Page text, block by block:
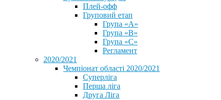
Плей-офф
Груповий етап
Група «А»
Група «B»
Група «C»
Регламент
2020/2021
Чемпіонат області 2020/2021
Суперліга
Перша ліга
Друга Ліга